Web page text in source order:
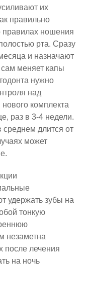
их
правильно
правилах ношения
рта. Сразу
и назначают
меняет капы
нужно
над
комплекта
раз в 3-4 недели.
длится от
может
удержать зубы на
тонкую
незаметна
после лечения
на ночь